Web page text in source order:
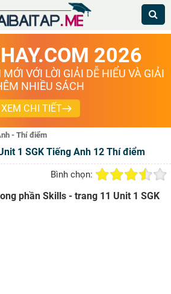
2026
VỚI LỜI GIẢI DỄ HIỂU VÀ GIẢI
NHIỀU SÁCH
XEM CHI TIẾT
- Thí điểm
1 SGK Tiếng Anh 12 Thí điểm
Bình chọn:
phần Skills - trang 11 Unit 1 SGK